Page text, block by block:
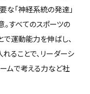
な「神経系統の発達」
すべてのスポーツの
運動能力を伸ばし、
ることで、リーダーシ
ムで考える力など社